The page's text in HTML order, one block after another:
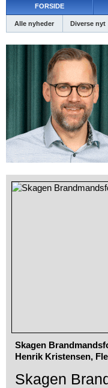
FORSIDE
Alle nyheder Diverse nyt
Skagen
Henrik Kristensen,
Skagen